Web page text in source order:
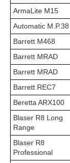
ArmaLite M15
Automatic M.P.38
Barrett M468
Barrett MRAD
Barrett MRAD
Barrett REC7
Beretta ARX100
Blaser R8 Long
Range
Blaser R8
Professional